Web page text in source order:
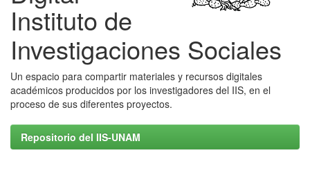
Instituto de
Investigaciones Sociales
Un espacio para compartir materiales y recursos digitales
académicos producidos por los investigadores del IIS, en el
proceso de sus diferentes proyectos.
Repositorio del IIS-UNAM